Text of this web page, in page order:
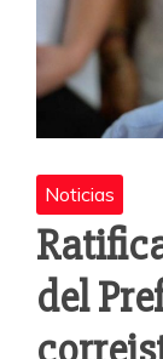
Noticias
del